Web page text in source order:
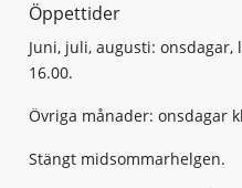
Öppettider
Juni, juli, augusti: onsdagar,
16.00.
Övriga månader: onsdagar
Stängt midsommarhelgen.